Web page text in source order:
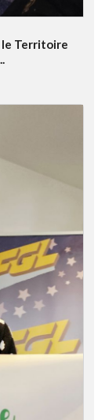
le Territoire